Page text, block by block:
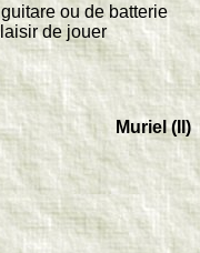
ou de batterie
de jouer
Muriel (II)